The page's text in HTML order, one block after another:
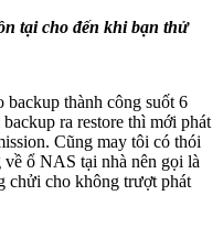
tại cho đến khi bạn thử
thành công suốt 6
ra restore thì mới phát
Cũng may tôi có thói
ổ NAS tại nhà nên gọi là
chửi cho không trượt phát